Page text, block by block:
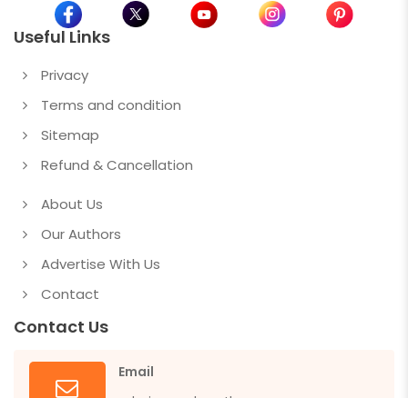
Useful Links
Privacy
Terms and condition
Sitemap
Refund & Cancellation
About Us
Our Authors
Advertise With Us
Contact
Contact Us
Email